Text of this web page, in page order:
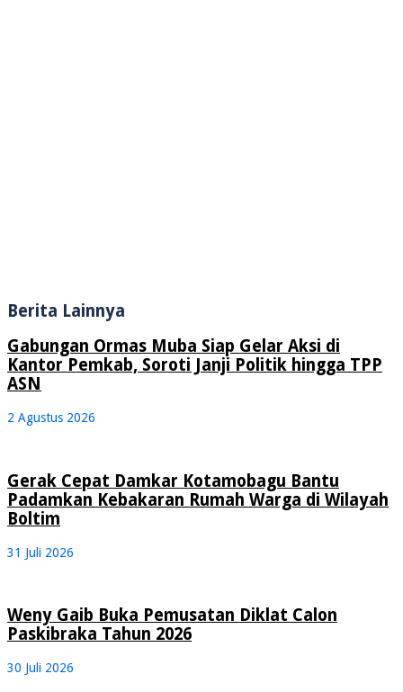
Berita Lainnya
Gabungan Ormas Muba Siap Gelar Aksi di
Kantor Pemkab, Soroti Janji Politik hingga TPP
ASN
2 Agustus 2026
Gerak Cepat Damkar Kotamobagu Bantu
Padamkan Kebakaran Rumah Warga di Wilayah
Boltim
31 Juli 2026
Weny Gaib Buka Pemusatan Diklat Calon
Paskibraka Tahun 2026
30 Juli 2026